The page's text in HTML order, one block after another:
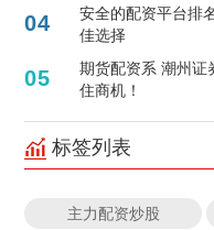
04
安全的配资平台排
佳选择
05
期货配资系 潮州证
住商机！
标签列表
主力配资炒股